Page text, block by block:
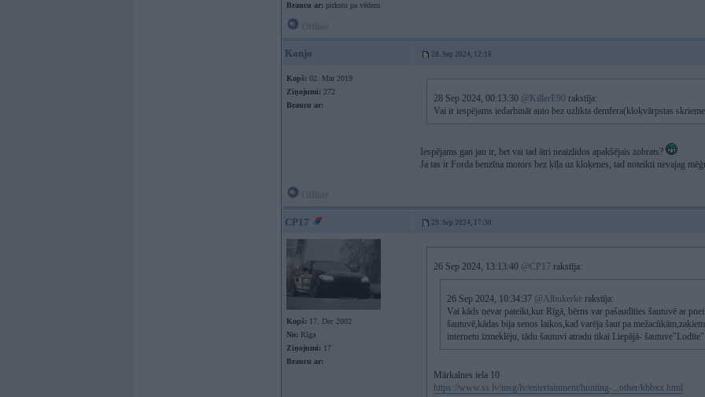
Braucu ar: pirkstu pa vēderu
Kanjo 28. Sep 2024, 12:16
Kopš: 02. Mar 2019
Ziņojumi: 272
Braucu ar:
28 Sep 2024, 00:13:30 @KillerE90 rakstīja:
Vai ir iespējams iedarbināt auto bez uzlikta demfera(kloķvārpstas
Iespējams gan jau ir, bet vai tad ātri neaizlidos apakšējais zobrats?
Ja tas ir Forda benzīna motors bez ķīļa uz kloķenes, tad noteikti nevajag
CP17 29. Sep 2024, 17:30
Kopš: 17. Dec 2002
No: Rīga
Ziņojumi: 17
Braucu ar:
26 Sep 2024, 13:13:40 @CP17 rakstīja:
26 Sep 2024, 10:34:37 @Albukerke rakstīja:
Vai kāds nevar pateikt,kur Rīgā, bērns var pašaudīties šautuvē ar
šautuvē,kādas bija senos laikos,kad varēja šaut pa
internetu izmeklēju, tādu šautuvi atradu tikai Liepājā-
Mārkalnes iela 10
https://www.ss.lv/msg/lv/entertainment/hunting-...other/kbbxx.html